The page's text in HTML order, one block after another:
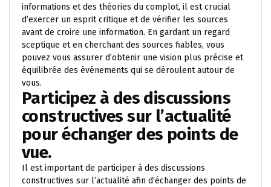
informations et des théories du complot, il est crucial
d’exercer un esprit critique et de vérifier les sources
avant de croire une information. En gardant un regard
sceptique et en cherchant des sources fiables, vous
pouvez vous assurer d’obtenir une vision plus précise et
équilibrée des événements qui se déroulent autour de
vous.
Participez à des discussions
constructives sur l’actualité
pour échanger des points de
vue.
Il est important de participer à des discussions
constructives sur l’actualité afin d’échanger des points de